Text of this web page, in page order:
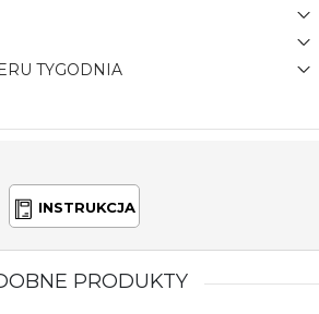
TYGODNIA
INSTRUKCJA
PRODUKTY